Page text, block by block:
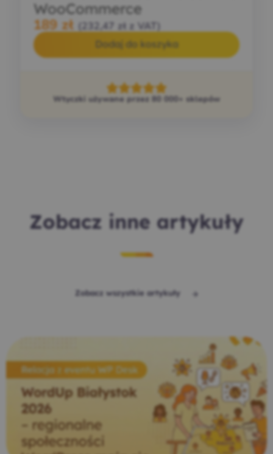
WooCommerce
189 zł zł
z VAT)
Dodaj do koszyka
Wtyczki używane przez 80 000+ sklepów
Zobacz inne artykuły
Zobacz wszystkie artykuły